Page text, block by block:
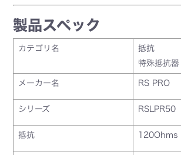
製品スペック
カテゴリ名
抵抗
特殊抵抗器
メーカー名 RS PRO
シリーズ RSLPR50
抵抗 120Ohms